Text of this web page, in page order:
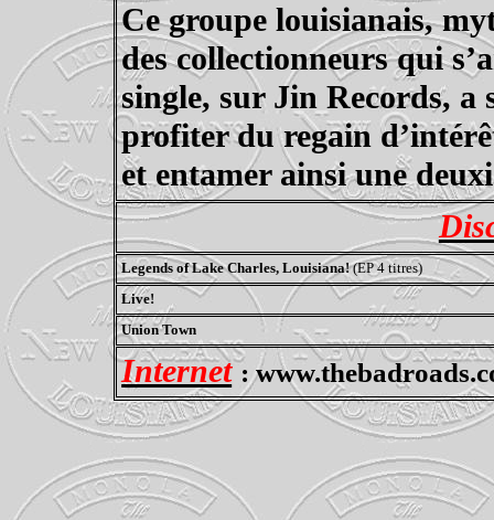
Ce groupe louisianais,
des collectionneurs qui
single, sur Jin Records, a
profiter du regain
et entamer ainsi une
Legends of Lake Charles, Louisiana!(EP 4 titres)
Live!
Union Town
Internet :